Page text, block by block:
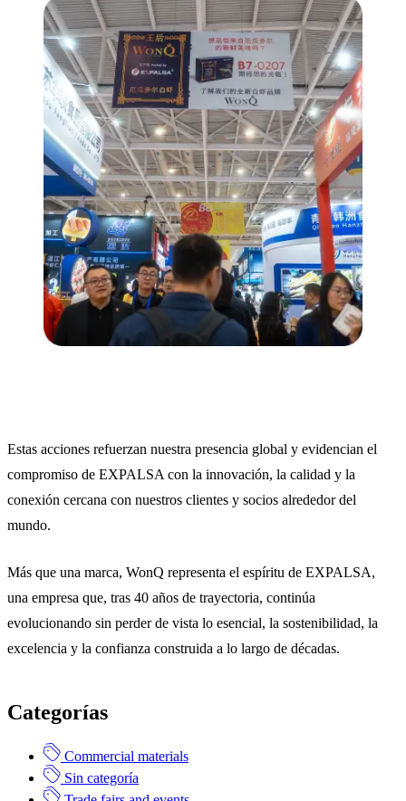
Estas acciones refuerzan nuestra presencia global y evidencian el
compromiso de EXPALSA con la innovación, la calidad y la
conexión cercana con nuestros clientes y socios alrededor del
mundo.
Más que una marca, WonQ representa el espíritu de EXPALSA,
una empresa que, tras 40 años de trayectoria, continúa
evolucionando sin perder de vista lo esencial, la sostenibilidad, la
excelencia y la confianza construida a lo largo de décadas.
Categorías
Commercial materials
Sin categoría